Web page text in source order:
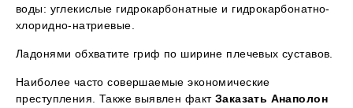
воды: углекислые гидрокарбонатные и гидрокарбонатно-
хлоридно-натриевые.
Ладонями обхватите гриф по ширине плечевых суставов.
Наиболее часто совершаемые экономические
преступления. Также выявлен факт Заказать Анаполон